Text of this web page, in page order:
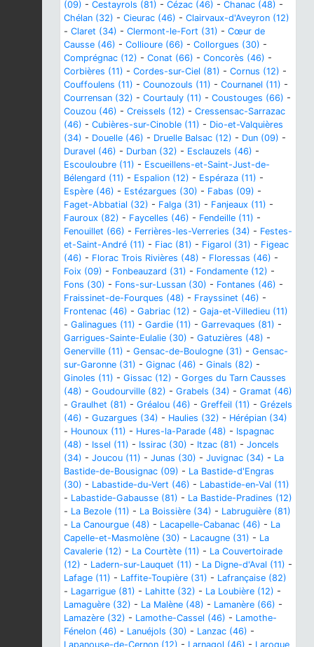
(09) - Cestayrols (81) - Cézac (46) - Chanac (48) -
Chélan (32) - Cieurac (46) - Clairvaux-d'Aveyron (12)
- Claret (34) - Clermont-le-Fort (31) - Cœur de
Causse (46) - Collioure (66) - Collorgues (30) -
Comprégnac (12) - Conat (66) - Concorès (46) -
Corbières (11) - Cordes-sur-Ciel (81) - Cornus (12) -
Couffoulens (11) - Counozouls (11) - Cournanel (11) -
Courrensan (32) - Courtauly (11) - Coustouges (66) -
Couzou (46) - Creissels (12) - Cressensac-Sarrazac
(46) - Cubières-sur-Cinoble (11) - Dio-et-Valquières
(34) - Douelle (46) - Druelle Balsac (12) - Dun (09) -
Duravel (46) - Durban (32) - Esclauzels (46) -
Escouloubre (11) - Escueillens-et-Saint-Just-de-
Bélengard (11) - Espalion (12) - Espéraza (11) -
Espère (46) - Estézargues (30) - Fabas (09) -
Faget-Abbatial (32) - Falga (31) - Fanjeaux (11) -
Fauroux (82) - Faycelles (46) - Fendeille (11) -
Fenouillet (66) - Ferrières-les-Verreries (34) - Festes-
et-Saint-André (11) - Fiac (81) - Figarol (31) - Figeac
(46) - Florac Trois Rivières (48) - Floressas (46) -
Foix (09) - Fonbeauzard (31) - Fondamente (12) -
Fons (30) - Fons-sur-Lussan (30) - Fontanes (46) -
Fraissinet-de-Fourques (48) - Frayssinet (46) -
Frontenac (46) - Gabriac (12) - Gaja-et-Villedieu (11)
- Galinagues (11) - Gardie (11) - Garrevaques (81) -
Garrigues-Sainte-Eulalie (30) - Gatuzières (48) -
Generville (11) - Gensac-de-Boulogne (31) - Gensac-
sur-Garonne (31) - Gignac (46) - Ginals (82) -
Ginoles (11) - Gissac (12) - Gorges du Tarn Causses
(48) - Goudourville (82) - Grabels (34) - Gramat (46)
- Graulhet (81) - Gréalou (46) - Greffeil (11) - Grézels
(46) - Guzargues (34) - Haulies (32) - Hérépian (34)
- Hounoux (11) - Hures-la-Parade (48) - Ispagnac
(48) - Issel (11) - Issirac (30) - Itzac (81) - Joncels
(34) - Joucou (11) - Junas (30) - Juvignac (34) - La
Bastide-de-Bousignac (09) - La Bastide-d'Engras
(30) - Labastide-du-Vert (46) - Labastide-en-Val (11)
- Labastide-Gabausse (81) - La Bastide-Pradines (12)
- La Bezole (11) - La Boissière (34) - Labruguière (81)
- La Canourgue (48) - Lacapelle-Cabanac (46) - La
Capelle-et-Masmolène (30) - Lacaugne (31) - La
Cavalerie (12) - La Courtète (11) - La Couvertoirade
(12) - Ladern-sur-Lauquet (11) - La Digne-d'Aval (11) -
Lafage (11) - Laffite-Toupière (31) - Lafrançaise (82)
- Lagarrigue (81) - Lahitte (32) - La Loubière (12) -
Lamaguère (32) - La Malène (48) - Lamanère (66) -
Lamazère (32) - Lamothe-Cassel (46) - Lamothe-
Fénelon (46) - Lanuéjols (30) - Lanzac (46) -
Lapanouse-de-Cernon (12) - Larnagol (46) - Laroque